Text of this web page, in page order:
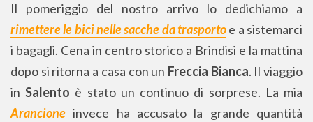
Il pomeriggio del nostro arrivo lo dedichiamo a
rimettere le bici nelle sacche da trasportoe a sistemarci
i bagagli. Cena in centro storico a Brindisi e la mattina
dopo si ritorna a casa con un Freccia Bianca. Il viaggio
inSalento è stato un continuo di sorprese. La mia
Arancione invece ha accusato la grande quantità